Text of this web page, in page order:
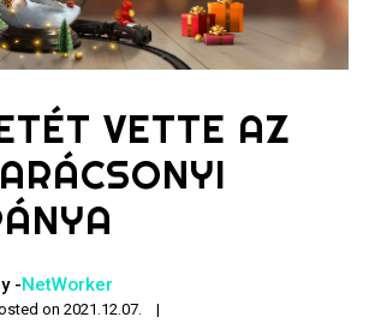
VETTE AZ
-NetWorker
on2021.12.07.